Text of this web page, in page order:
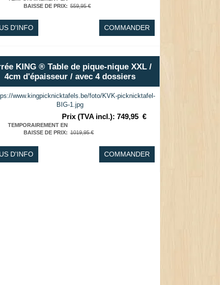
BAISSE DE PRIX: 559,95 €
D'INFO COMMANDER
KING ® Table de pique-nique XXL /
4cm d'épaisseur / avec 4 dossiers
Prix (TVA incl.): 749,95 €
TEMPORAIREMENT EN
BAISSE DE PRIX: 1019,95 €
D'INFO COMMANDER